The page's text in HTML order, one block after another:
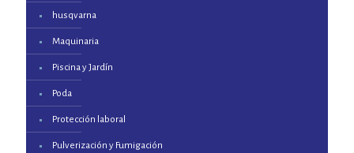
husqvarna
Maquinaria
Piscina y Jardín
Poda
Protección laboral
Pulverización y Fumigación